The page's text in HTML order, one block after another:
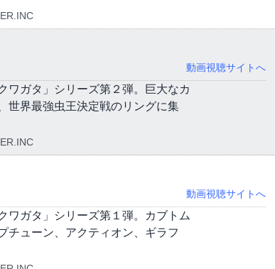
動画視聴サイトへ
ワガタ」シリーズ第２弾。巨大なカ
世界最強虫王決定戦のリングに集
動画視聴サイトへ
ワガタ」シリーズ第１弾。カブトム
チューン、アクティオン、ギラフ